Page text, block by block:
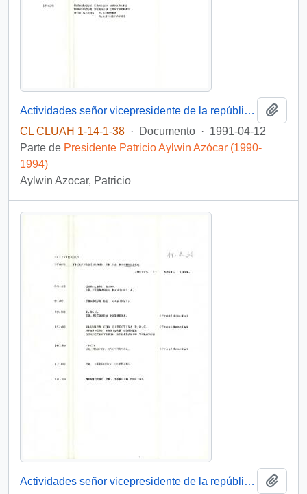
Actividades señor vicepresidente de la república día 12 de abril 1991
CL CLUAH 1-14-1-38 · Documento · 1991-04-12
Parte de Presidente Patricio Aylwin Azócar (1990-
1994)
Aylwin Azocar, Patricio
Actividades señor vicepresidente de la república día jueves 11 de abril 1991